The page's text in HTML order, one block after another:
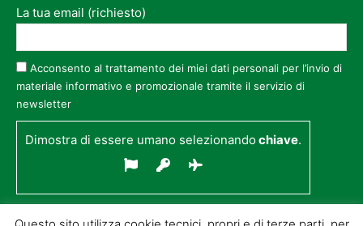
La tua email (richiesto)
Acconsento al trattamento dei miei dati personali per l’invio di
materiale informativo e promozionale tramite il servizio di
newsletter
Dimostra di essere umano selezionandochiave.